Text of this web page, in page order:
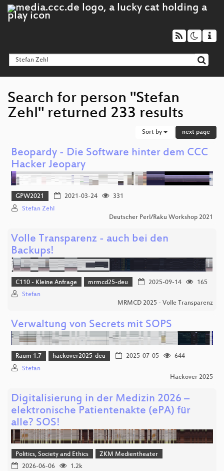
Search for person "Stefan
Zehl" returned 233 results
Sort by next page
Beopardy - Die Software hinter dem CCC
Hacker Jeopary
GPW2021 2021-03-24
331
Stefan Zehl
Deutscher Perl/Raku Workshop 2021
Volle Transparenz - auch bei den
Backups!
C110 - Kleine Anfrage mrmcd25-deu 2025-09-14
165
Stefan
MRMCD 2025 - Volle Transparenz
Verwaltung von Secrets mit SOPS
Raum 1.7 hackover2025-deu 2025-07-05
644
Stefan
Hackover 2025
Digitalisierung in der Medizin 2026 –
elektronische Patientenakte (ePA) für
alle? SOS!
Politics, Society and Ethics
ZKM Medientheater
2026-06-06
1.2k